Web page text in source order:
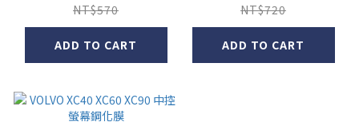
NT$570
ADD TO CART
NT$720
ADD TO CART